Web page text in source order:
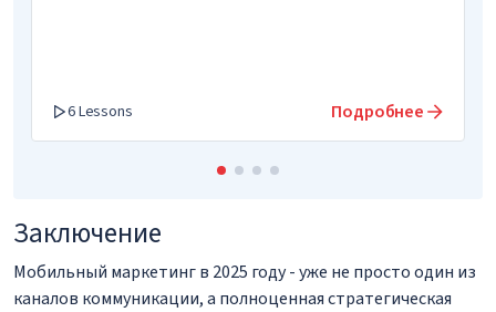
6 Lessons Подробнее
Заключение
Мобильный маркетинг в 2025 году - уже не просто один из
каналов коммуникации, а полноценная стратегическая